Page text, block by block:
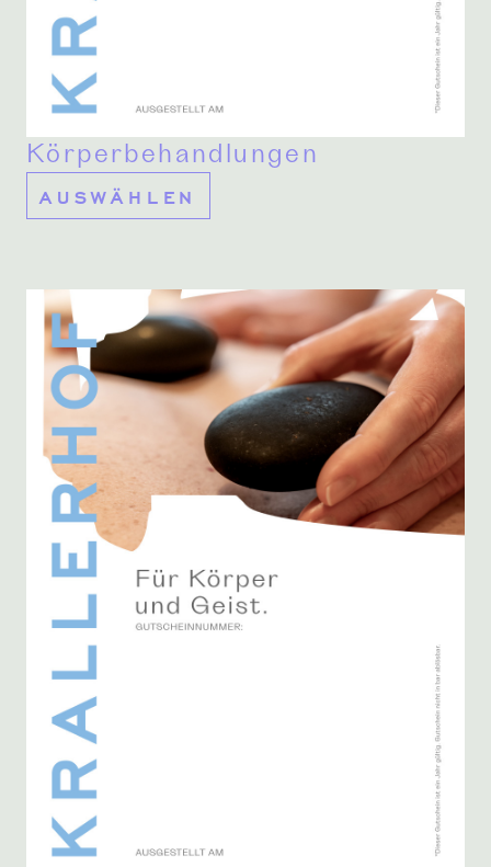
Körperbehandlungen
AUSWÄHLEN